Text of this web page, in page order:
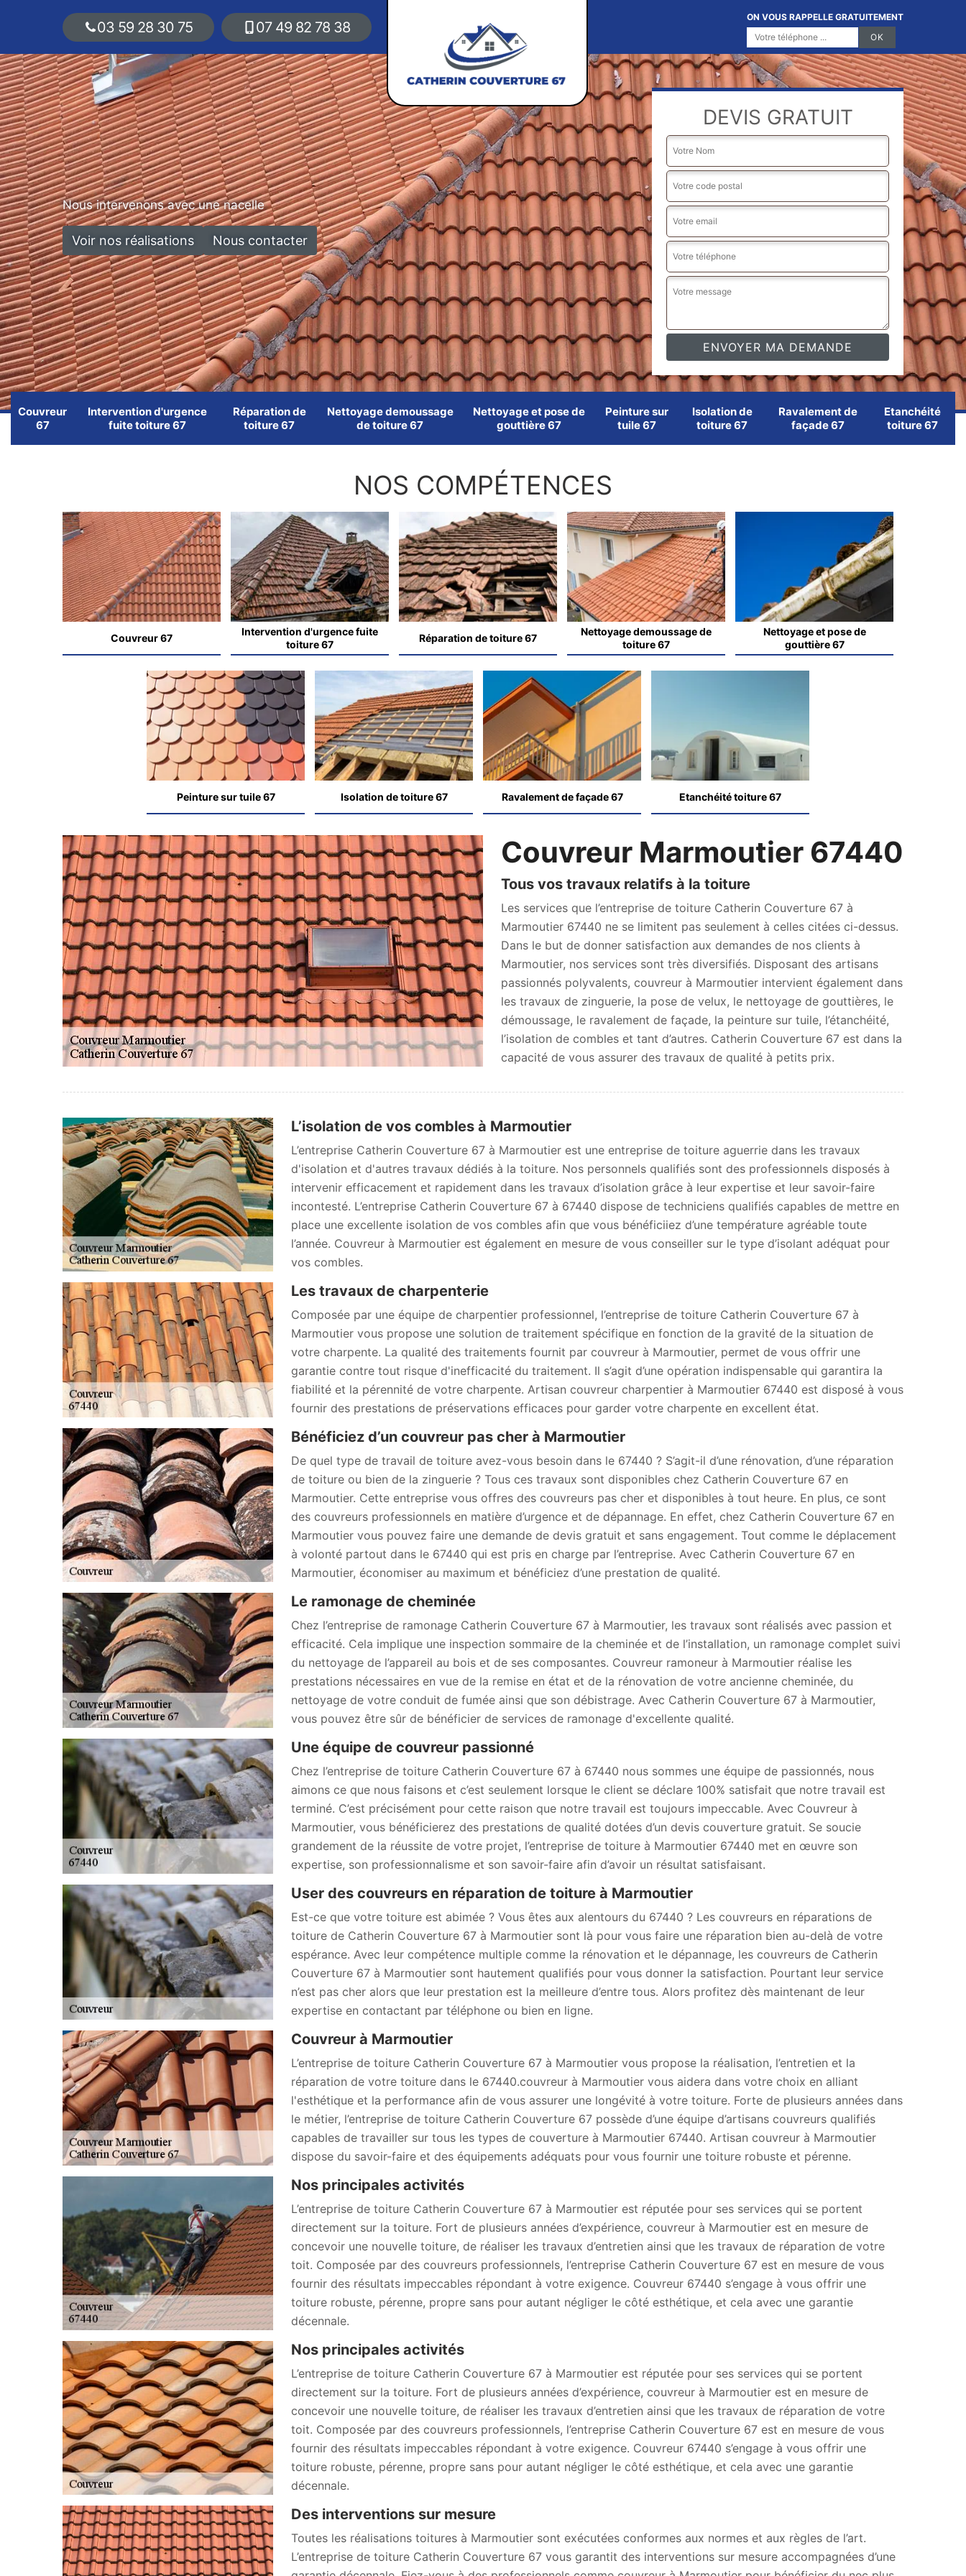
03 59 28 30 75 07 49 82 78 38
ON VOUS RAPPELLE GRATUITEMENT
Nous intervenons avec une nacelle
Voir nos réalisations Nous contacter
DEVIS GRATUIT
Couvreur
67
Intervention d'urgence
fuite toiture 67
Réparation de
toiture 67
Nettoyage demoussage
de toiture 67
Nettoyage et pose de
gouttière 67
Peinture sur
tuile 67
Isolation de
toiture 67
Ravalement de
façade 67
Etanchéité
toiture 67
NOS COMPÉTENCES
Couvreur 67
Intervention d'urgence fuite
toiture 67
Réparation de toiture 67
Nettoyage demoussage de
toiture 67
Nettoyage et pose de
gouttière 67
Peinture sur tuile 67 Isolation de toiture 67 Ravalement de façade 67 Etanchéité toiture 67
Couvreur Marmoutier 67440
Tous vos travaux relatifs à la toiture
Les services que l’entreprise de toiture Catherin Couverture 67 à
Marmoutier 67440 ne se limitent pas seulement à celles citées ci-dessus.
Dans le but de donner satisfaction aux demandes de nos clients à
Marmoutier, nos services sont très diversifiés. Disposant des artisans
passionnés polyvalents, couvreur à Marmoutier intervient également dans
les travaux de zinguerie, la pose de velux, le nettoyage de gouttières, le
démoussage, le ravalement de façade, la peinture sur tuile, l’étanchéité,
l’isolation de combles et tant d’autres. Catherin Couverture 67 est dans la
capacité de vous assurer des travaux de qualité à petits prix.
L’isolation de vos combles à Marmoutier
L’entreprise Catherin Couverture 67 à Marmoutier est une entreprise de toiture aguerrie dans les travaux
d'isolation et d'autres travaux dédiés à la toiture. Nos personnels qualifiés sont des professionnels disposés à
intervenir efficacement et rapidement dans les travaux d’isolation grâce à leur expertise et leur savoir-faire
incontesté. L’entreprise Catherin Couverture 67 à 67440 dispose de techniciens qualifiés capables de mettre en
place une excellente isolation de vos combles afin que vous bénéficiiez d’une température agréable toute
l’année. Couvreur à Marmoutier est également en mesure de vous conseiller sur le type d’isolant adéquat pour
vos combles.
Les travaux de charpenterie
Composée par une équipe de charpentier professionnel, l’entreprise de toiture Catherin Couverture 67 à
Marmoutier vous propose une solution de traitement spécifique en fonction de la gravité de la situation de
votre charpente. La qualité des traitements fournit par couvreur à Marmoutier, permet de vous offrir une
garantie contre tout risque d'inefficacité du traitement. Il s’agit d’une opération indispensable qui garantira la
fiabilité et la pérennité de votre charpente. Artisan couvreur charpentier à Marmoutier 67440 est disposé à vous
fournir des prestations de préservations efficaces pour garder votre charpente en excellent état.
Bénéficiez d’un couvreur pas cher à Marmoutier
De quel type de travail de toiture avez-vous besoin dans le 67440 ? S’agit-il d’une rénovation, d’une réparation
de toiture ou bien de la zinguerie ? Tous ces travaux sont disponibles chez Catherin Couverture 67 en
Marmoutier. Cette entreprise vous offres des couvreurs pas cher et disponibles à tout heure. En plus, ce sont
des couvreurs professionnels en matière d’urgence et de dépannage. En effet, chez Catherin Couverture 67 en
Marmoutier vous pouvez faire une demande de devis gratuit et sans engagement. Tout comme le déplacement
à volonté partout dans le 67440 qui est pris en charge par l’entreprise. Avec Catherin Couverture 67 en
Marmoutier, économiser au maximum et bénéficiez d’une prestation de qualité.
Le ramonage de cheminée
Chez l’entreprise de ramonage Catherin Couverture 67 à Marmoutier, les travaux sont réalisés avec passion et
efficacité. Cela implique une inspection sommaire de la cheminée et de l’installation, un ramonage complet suivi
du nettoyage de l’appareil au bois et de ses composantes. Couvreur ramoneur à Marmoutier réalise les
prestations nécessaires en vue de la remise en état et de la rénovation de votre ancienne cheminée, du
nettoyage de votre conduit de fumée ainsi que son débistrage. Avec Catherin Couverture 67 à Marmoutier,
vous pouvez être sûr de bénéficier de services de ramonage d'excellente qualité.
Une équipe de couvreur passionné
Chez l’entreprise de toiture Catherin Couverture 67 à 67440 nous sommes une équipe de passionnés, nous
aimons ce que nous faisons et c’est seulement lorsque le client se déclare 100% satisfait que notre travail est
terminé. C’est précisément pour cette raison que notre travail est toujours impeccable. Avec Couvreur à
Marmoutier, vous bénéficierez des prestations de qualité dotées d’un devis couverture gratuit. Se soucie
grandement de la réussite de votre projet, l’entreprise de toiture à Marmoutier 67440 met en œuvre son
expertise, son professionnalisme et son savoir-faire afin d’avoir un résultat satisfaisant.
User des couvreurs en réparation de toiture à Marmoutier
Est-ce que votre toiture est abimée ? Vous êtes aux alentours du 67440 ? Les couvreurs en réparations de
toiture de Catherin Couverture 67 à Marmoutier sont là pour vous faire une réparation bien au-delà de votre
espérance. Avec leur compétence multiple comme la rénovation et le dépannage, les couvreurs de Catherin
Couverture 67 à Marmoutier sont hautement qualifiés pour vous donner la satisfaction. Pourtant leur service
n’est pas cher alors que leur prestation est la meilleure d’entre tous. Alors profitez dès maintenant de leur
expertise en contactant par téléphone ou bien en ligne.
Couvreur à Marmoutier
L’entreprise de toiture Catherin Couverture 67 à Marmoutier vous propose la réalisation, l’entretien et la
réparation de votre toiture dans le 67440.couvreur à Marmoutier vous aidera dans votre choix en alliant
l'esthétique et la performance afin de vous assurer une longévité à votre toiture. Forte de plusieurs années dans
le métier, l’entreprise de toiture Catherin Couverture 67 possède d’une équipe d’artisans couvreurs qualifiés
capables de travailler sur tous les types de couverture à Marmoutier 67440. Artisan couvreur à Marmoutier
dispose du savoir-faire et des équipements adéquats pour vous fournir une toiture robuste et pérenne.
Nos principales activités
L’entreprise de toiture Catherin Couverture 67 à Marmoutier est réputée pour ses services qui se portent
directement sur la toiture. Fort de plusieurs années d’expérience, couvreur à Marmoutier est en mesure de
concevoir une nouvelle toiture, de réaliser les travaux d’entretien ainsi que les travaux de réparation de votre
toit. Composée par des couvreurs professionnels, l’entreprise Catherin Couverture 67 est en mesure de vous
fournir des résultats impeccables répondant à votre exigence. Couvreur 67440 s’engage à vous offrir une
toiture robuste, pérenne, propre sans pour autant négliger le côté esthétique, et cela avec une garantie
décennale.
Nos principales activités
L’entreprise de toiture Catherin Couverture 67 à Marmoutier est réputée pour ses services qui se portent
directement sur la toiture. Fort de plusieurs années d’expérience, couvreur à Marmoutier est en mesure de
concevoir une nouvelle toiture, de réaliser les travaux d’entretien ainsi que les travaux de réparation de votre
toit. Composée par des couvreurs professionnels, l’entreprise Catherin Couverture 67 est en mesure de vous
fournir des résultats impeccables répondant à votre exigence. Couvreur 67440 s’engage à vous offrir une
toiture robuste, pérenne, propre sans pour autant négliger le côté esthétique, et cela avec une garantie
décennale.
Des interventions sur mesure
Toutes les réalisations toitures à Marmoutier sont exécutées conformes aux normes et aux règles de l’art.
L’entreprise de toiture Catherin Couverture 67 vous garantit des interventions sur mesure accompagnées d’une